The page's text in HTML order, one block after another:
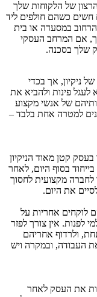
של הלקוחות שלך
חשים כשהם חולפים ליד
במסעדה או בית
אם המרחב העסקי
שלך בסכנה.
ניקיון, אך בכדי
לעגל פינות ולהביא את
של אנשי מקצוע
למטרה אחת בלבד –
בעסק קטן מאוד הניקיון
בסוף היום, לאחר
לחברה מקצועית לחסוך
את היום.
לוקחים אחריות על
לפנות. אין צורך לפזר
ולרדוף אחריהם
את העבודה, ובמקרה ויש
את העסק לאחר